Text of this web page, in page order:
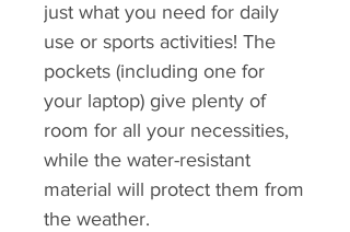
just what you need for daily
use or sports activities! The
pockets (including one for
your laptop) give plenty of
room for all your necessities,
while the water-resistant
material will protect them from
the weather.